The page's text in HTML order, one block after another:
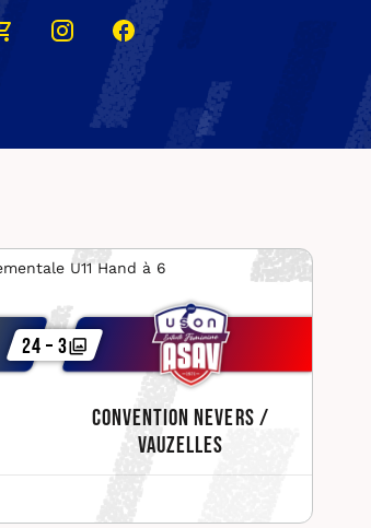
U11 Hand à 6
Convention Nevers /
Vauzelles
24 – 3